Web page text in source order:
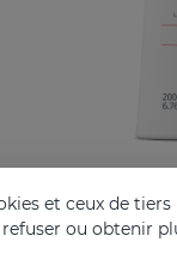
Lait
et ceux de
ou obtenir